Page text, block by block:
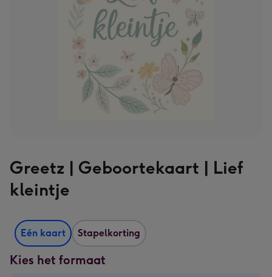
Greetz | Geboortekaart | Lief
kleintje
Eén kaart Stapelkorting
Kies het formaat